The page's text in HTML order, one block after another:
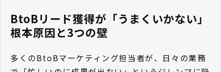
BtoBリード獲得が「うまくいかない」
根本原因と3つの壁
多くのBtoBマーケティング担当者が、日々の業務